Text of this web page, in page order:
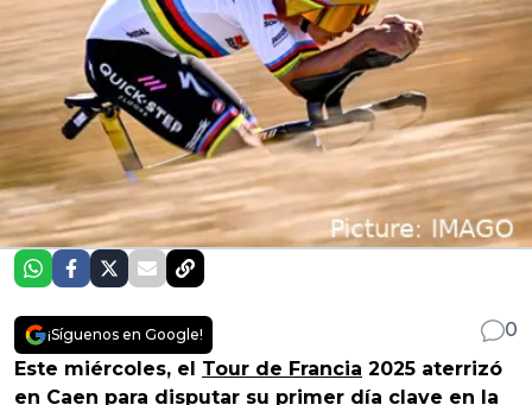
¡Síguenos en Google!
0
Este miércoles, el Tour de Francia 2025 aterrizó
en Caen para disputar su primer día clave en la